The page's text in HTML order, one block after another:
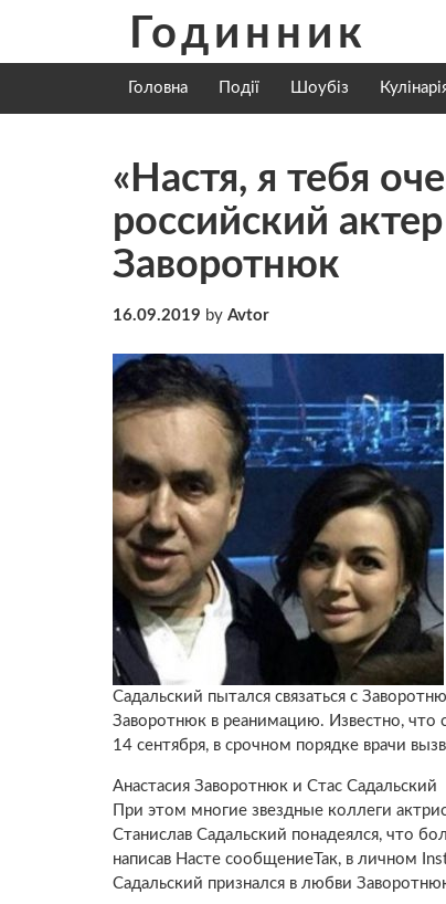
content
Годинник
Головна Події Шоубіз
«Настя, я тебя
российский
Заворотнюк
16.09.2019 by Avtor
Садальский пытался связаться с
Заворотнюк в реанимацию. Известно, что
14 сентября, в срочном порядке врачи
Анастасия Заворотнюк и Стас Садальский
При этом многие звездные коллеги
Станислав Садальский понадеялся, что
написав Насте сообщениеТак, в личном
Садальский признался в любви